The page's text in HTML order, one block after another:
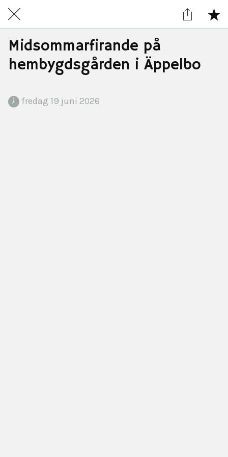
Midsommarfirande på
hembygdsgården i Äppelbo
fredag 19 juni 2026